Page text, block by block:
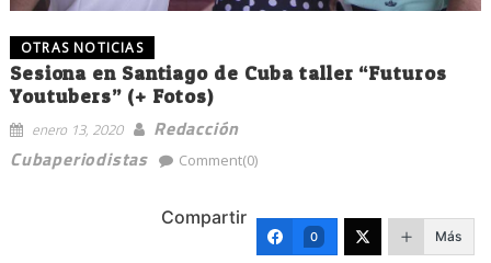
OTRAS NOTICIAS
Sesiona en Santiago de Cuba taller “Futuros
Youtubers” (+ Fotos)
enero 13, 2020
Redacción
Cubaperiodistas
Comment(0)
Compartir
0 Más